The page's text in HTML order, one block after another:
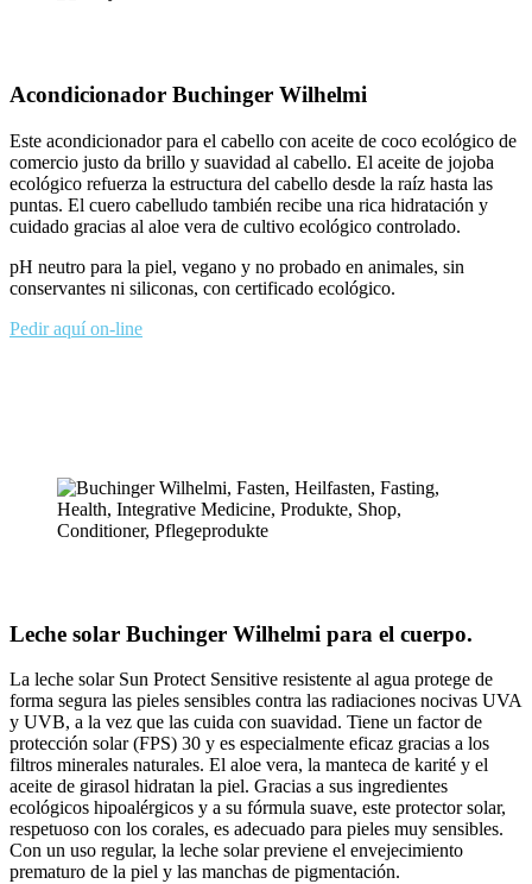
Acondicionador Buchinger Wilhelmi
Este acondicionador para el cabello con aceite de coco ecológico de
comercio justo da brillo y suavidad al cabello. El aceite de jojoba
ecológico refuerza la estructura del cabello desde la raíz hasta las
puntas. El cuero cabelludo también recibe una rica hidratación y
cuidado gracias al aloe vera de cultivo ecológico controlado.
pH neutro para la piel, vegano y no probado en animales, sin
conservantes ni siliconas, con certificado ecológico.
Pedir aquí on-line
Leche solar Buchinger Wilhelmi para el cuerpo.
La leche solar Sun Protect Sensitive resistente al agua protege de
forma segura las pieles sensibles contra las radiaciones nocivas UVA
y UVB, a la vez que las cuida con suavidad. Tiene un factor de
protección solar (FPS) 30 y es especialmente eficaz gracias a los
filtros minerales naturales. El aloe vera, la manteca de karité y el
aceite de girasol hidratan la piel. Gracias a sus ingredientes
ecológicos hipoalérgicos y a su fórmula suave, este protector solar,
respetuoso con los corales, es adecuado para pieles muy sensibles.
Con un uso regular, la leche solar previene el envejecimiento
prematuro de la piel y las manchas de pigmentación.